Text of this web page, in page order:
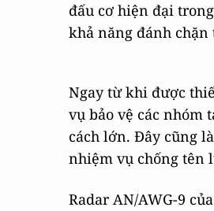
đấu cơ hiện đại
khả năng đánh
Ngay từ khi được
vụ bảo vệ các nhóm
cách lớn. Đây cũng
nhiệm vụ chống tên
Radar AN/AWG-9